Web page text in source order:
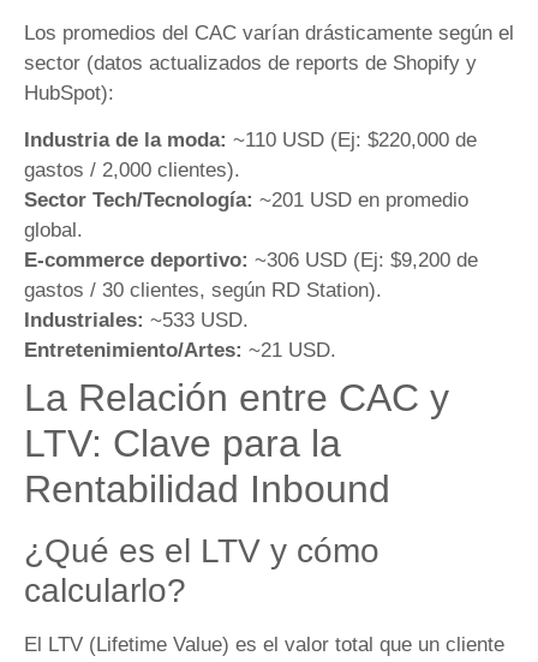
Los promedios del CAC varían drásticamente según el
sector (datos actualizados de reports de Shopify y
HubSpot):
Industria de la moda: ~110 USD (Ej: $220,000 de
gastos / 2,000 clientes).
Sector Tech/Tecnología: ~201 USD en promedio
global.
E-commerce deportivo: ~306 USD (Ej: $9,200 de
gastos / 30 clientes, según RD Station).
Industriales: ~533 USD.
Entretenimiento/Artes: ~21 USD.
La Relación entre CAC y
LTV: Clave para la
Rentabilidad Inbound
¿Qué es el LTV y cómo
calcularlo?
El LTV (Lifetime Value) es el valor total que un cliente